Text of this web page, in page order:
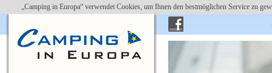
„Camping in Europa“ verwendet Cookies, um Ihnen den bestmöglichen Service zu